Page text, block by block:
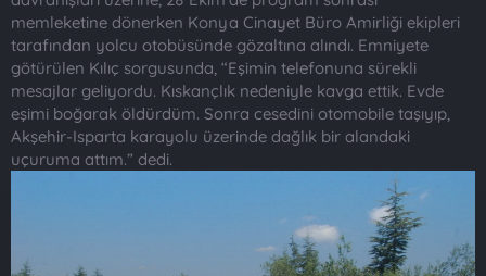
memleketine dönerken Konya Cinayet Büro Amirliği ekipleri
tarafından yolcu otobüsünde gözaltına alındı. Emniyete
götürülen Kılıç sorgusunda, “Eşimin telefonuna sürekli
mesajlar geliyordu. Kıskançlık nedeniyle kavga ettik. Evde
eşimi boğarak öldürdüm. Sonra cesedini otomobile taşıyıp,
Akşehir-Isparta karayolu üzerinde dağlık bir alandaki
uçuruma attım.” dedi.